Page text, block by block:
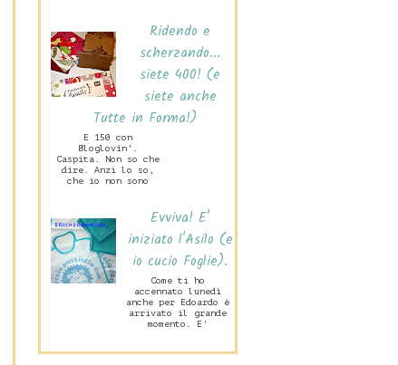
Ridendo e
scherzando...
siete 400! (e
siete anche
Tutte in Forma!)
E 150 con
Bloglovin'.
Caspita. Non so che
dire. Anzi lo so,
che io non sono
ta...
Evviva! E'
iniziato l'Asilo (e
io cucio Foglie).
Come ti ho
accennato lunedì
anche per Edoardo è
arrivato il grande
momento. E'
mercoledì pome...